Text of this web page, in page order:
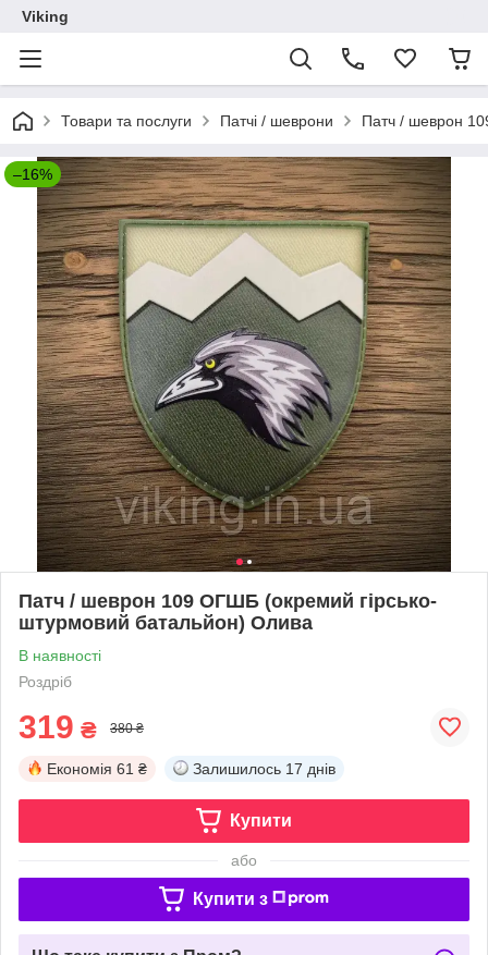
Viking
Товари та послуги Патчі / шеврони Патч / шеврон
–16%
Патч / шеврон 109 ОГШБ (окремий гірсько-
штурмовий батальйон) Олива
В наявності
Роздріб
319 ₴ 380 ₴
Економія 61 ₴ Залишилось 17 днів
Купити
або
Купити з